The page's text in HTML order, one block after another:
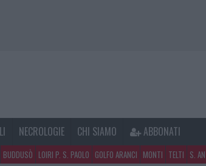
NECROLOGIE CHI SIAMO ABBONATI
BUDDUSÒ LOIRI P. S. PAOLO GOLFO ARANCI MONTI TELTI S.